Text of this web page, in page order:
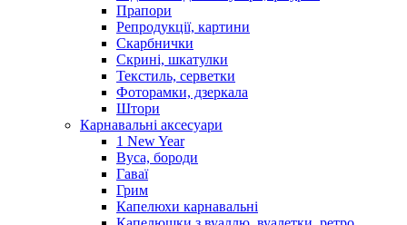
Прапори
Репродукції, картини
Скарбнички
Скрині, шкатулки
Текстиль, серветки
Фоторамки, дзеркала
Штори
Карнавальні аксесуари
1 New Year
Вуса, бороди
Гаваї
Грим
Капелюхи карнавальні